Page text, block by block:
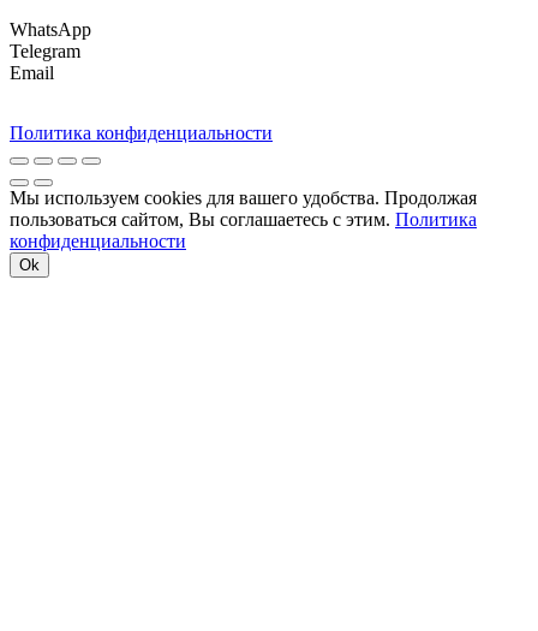
WhatsApp
Telegram
Email
Политика конфиденциальности
Мы используем cookies для вашего удобства. Продолжая
пользоваться сайтом, Вы соглашаетесь с этим. Политика
конфиденциальности
Ok